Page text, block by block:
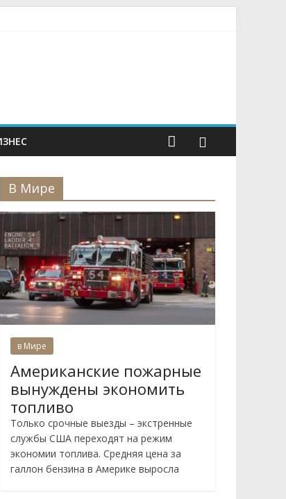
В Мире
в Мире
Американские пожарные
вынуждены экономить
топливо
Только срочные выезды – экстренные
службы США переходят на режим
экономии топлива. Средняя цена за
галлон бензина в Америке выросла